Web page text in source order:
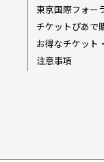
東京国際フォー
チケットぴあで
お得なチケット
注意事項